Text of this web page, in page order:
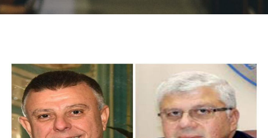
الطلاب
هيئة التدريس